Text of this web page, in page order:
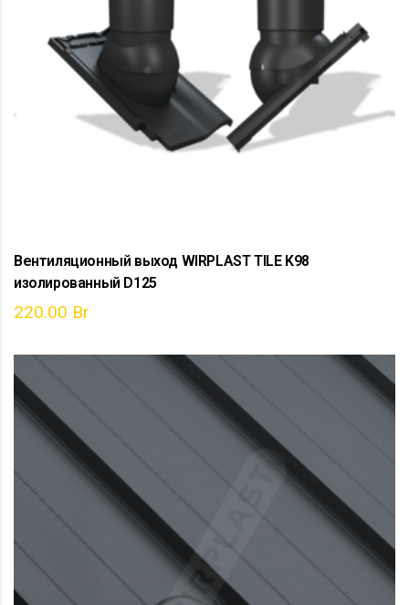
Вентиляционный выход WIRPLAST TILE K98
изолированный D125
220.00 Br